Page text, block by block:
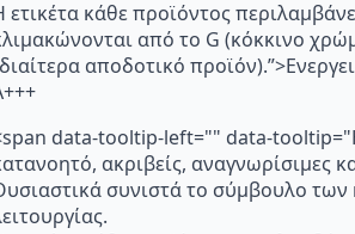
ετικέτα κάθε προϊόντος
από το G (κόκκινο
αποδοτικό
data-tooltip-left="" data-
ακριβείς, αναγνωρίσιμες
συνιστά το σύμβουλο των